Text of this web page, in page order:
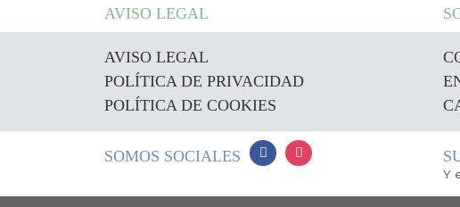
AVISO LEGAL
AVISO LEGAL
POLÍTICA DE PRIVACIDAD
POLÍTICA DE COOKIES
SOMOS SOCIALES
Y